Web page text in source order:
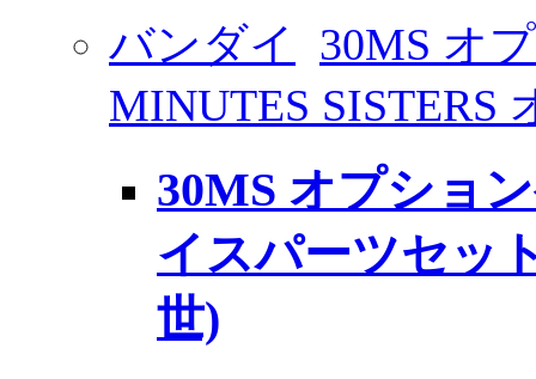
バンダイ
30MS オ
MINUTES SISTERS
30MS オプショ
イスパーツセッ
世)